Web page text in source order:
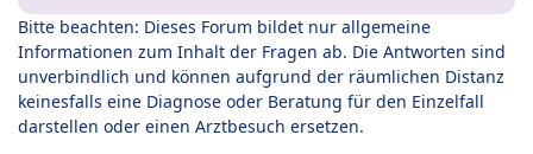
Bitte beachten: Dieses Forum bildet nur allgemeine
Informationen zum Inhalt der Fragen ab. Die Antworten sind
unverbindlich und können aufgrund der räumlichen Distanz
keinesfalls eine Diagnose oder Beratung für den Einzelfall
darstellen oder einen Arztbesuch ersetzen.